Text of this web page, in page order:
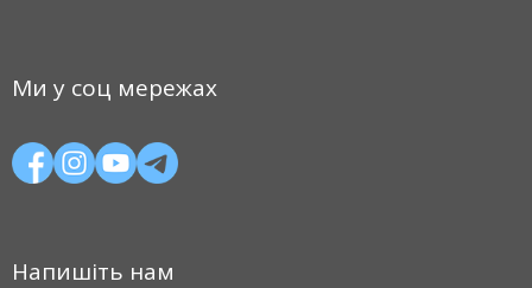
Ми у соц мережах
Напишіть нам